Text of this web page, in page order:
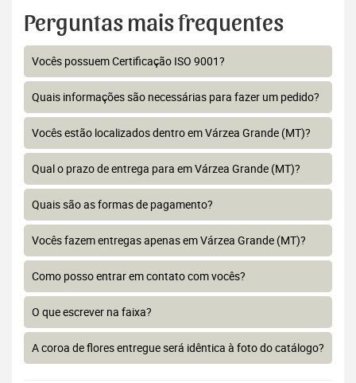
Perguntas mais frequentes
Vocês possuem Certificação ISO 9001?
Quais informações são necessárias para fazer um pedido?
Vocês estão localizados dentro em Várzea Grande (MT)?
Qual o prazo de entrega para em Várzea Grande (MT)?
Quais são as formas de pagamento?
Vocês fazem entregas apenas em Várzea Grande (MT)?
Como posso entrar em contato com vocês?
O que escrever na faixa?
A coroa de flores entregue será idêntica à foto do catálogo?